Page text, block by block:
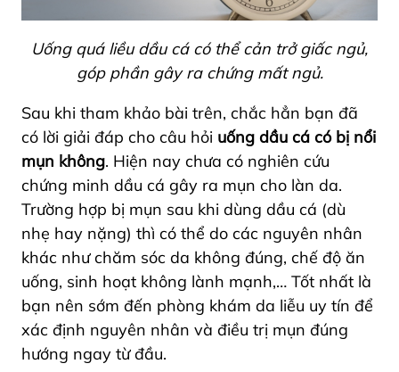
Uống quá liều dầu cá có thể cản trở giấc ngủ,
góp phần gây ra chứng mất ngủ.
Sau khi tham khảo bài trên, chắc hẳn bạn đã
có lời giải đáp cho câu hỏi uống dầu cá có bị nổi
mụn không. Hiện nay chưa có nghiên cứu
chứng minh dầu cá gây ra mụn cho làn da.
Trường hợp bị mụn sau khi dùng dầu cá (dù
nhẹ hay nặng) thì có thể do các nguyên nhân
khác như chăm sóc da không đúng, chế độ ăn
uống, sinh hoạt không lành mạnh,… Tốt nhất là
bạn nên sớm đến phòng khám da liễu uy tín để
xác định nguyên nhân và điều trị mụn đúng
hướng ngay từ đầu.